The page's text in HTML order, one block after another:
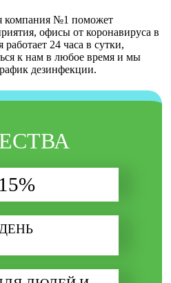
компания №1 поможет
офисы от коронавируса в
24 часа в сутки,
к нам в любое время и мы
дезинфекции.